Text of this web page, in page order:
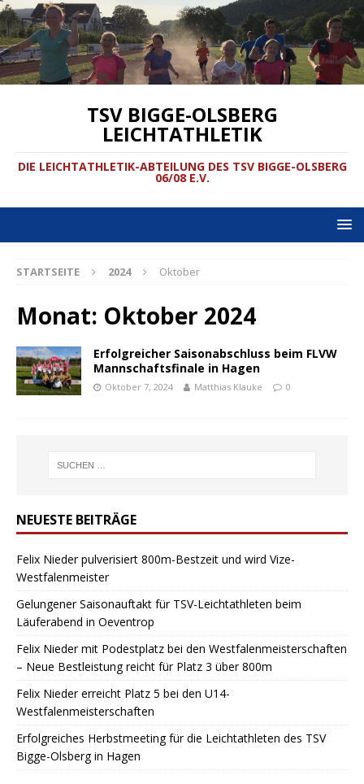
TSV BIGGE-OLSBERG
LEICHTATHLETIK
DIE LEICHTATHLETIK-ABTEILUNG DES TSV BIGGE-OLSBERG
06/08 E.V.
STARTSEITE 2024 Oktober
Monat: Oktober 2024
Erfolgreicher Saisonabschluss beim FLVW
Mannschaftsfinale in Hagen
Oktober 7, 2024 Matthias Klauke 0
NEUESTE BEITRÄGE
Felix Nieder pulverisiert 800m-Bestzeit und wird Vize-
Westfalenmeister
Gelungener Saisonauftakt für TSV-Leichtathleten beim
Läuferabend in Oeventrop
Felix Nieder mit Podestplatz bei den Westfalenmeisterschaften
– Neue Bestleistung reicht für Platz 3 über 800m
Felix Nieder erreicht Platz 5 bei den U14-
Westfalenmeisterschaften
Erfolgreiches Herbstmeeting für die Leichtathleten des TSV
Bigge-Olsberg in Hagen